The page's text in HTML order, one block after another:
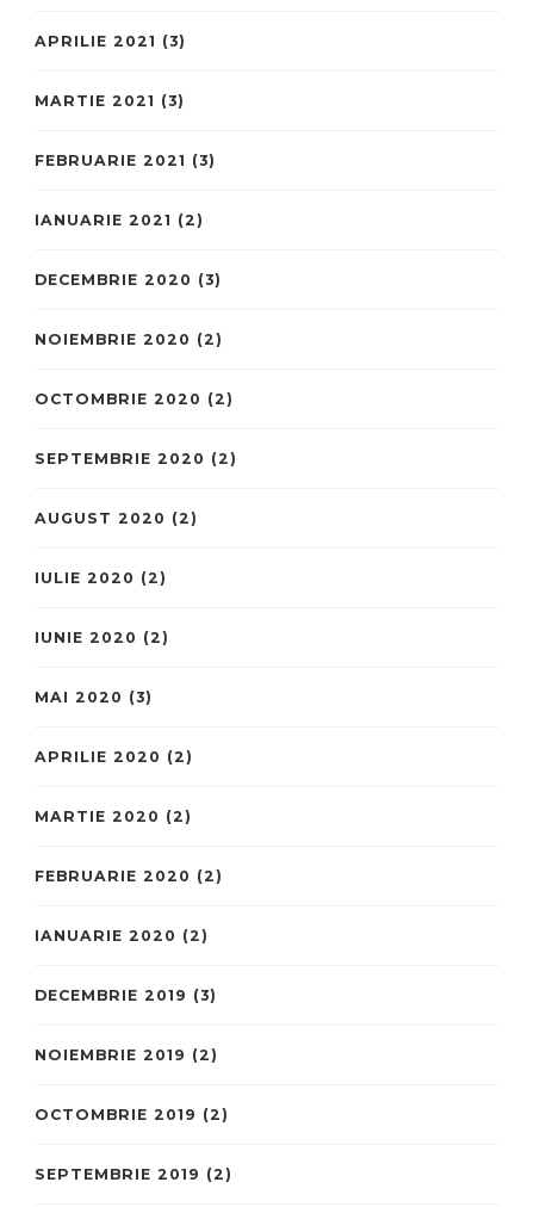
APRILIE 2021 (3)
MARTIE 2021 (3)
FEBRUARIE 2021 (3)
IANUARIE 2021 (2)
DECEMBRIE 2020 (3)
NOIEMBRIE 2020 (2)
OCTOMBRIE 2020 (2)
SEPTEMBRIE 2020 (2)
AUGUST 2020 (2)
IULIE 2020 (2)
IUNIE 2020 (2)
MAI 2020 (3)
APRILIE 2020 (2)
MARTIE 2020 (2)
FEBRUARIE 2020 (2)
IANUARIE 2020 (2)
DECEMBRIE 2019 (3)
NOIEMBRIE 2019 (2)
OCTOMBRIE 2019 (2)
SEPTEMBRIE 2019 (2)